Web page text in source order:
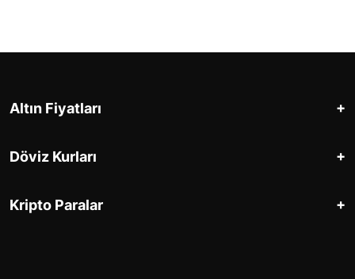
Altın Fiyatları +
Döviz Kurları +
Kripto Paralar +